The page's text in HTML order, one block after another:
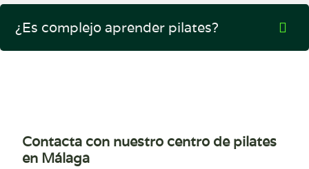
¿Es complejo aprender pilates?
Contacta con nuestro centro de pilates
en Málaga